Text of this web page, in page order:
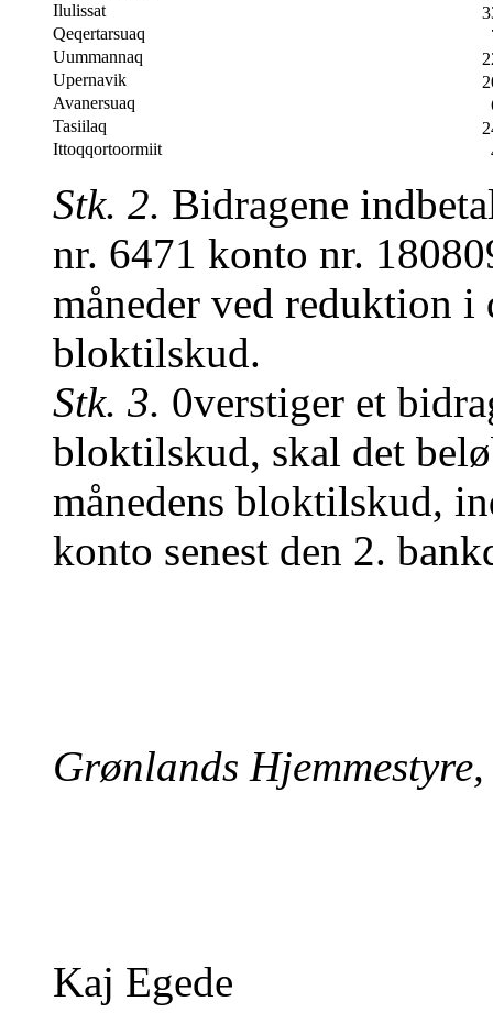
Ilulissat
Qeqertarsuaq
Uummannaq
Upernavik
Avanersuaq
Tasiilaq
Ittoqqortoormiit
Stk. 2. Bidragene
nr. 6471 konto nr.
måneder ved reduktion i
bloktilskud.
Stk. 3. 0verstiger et
bloktilskud, skal det
månedens bloktilskud,
konto senest den 2.
Grønlands
Kaj Egede